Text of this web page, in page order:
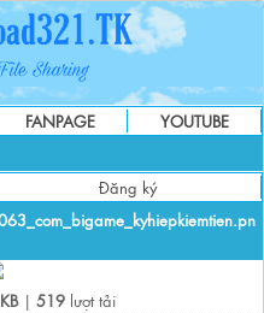
FANPAGE
YOUTUBE
Đăng ký
| 519 lượt tải